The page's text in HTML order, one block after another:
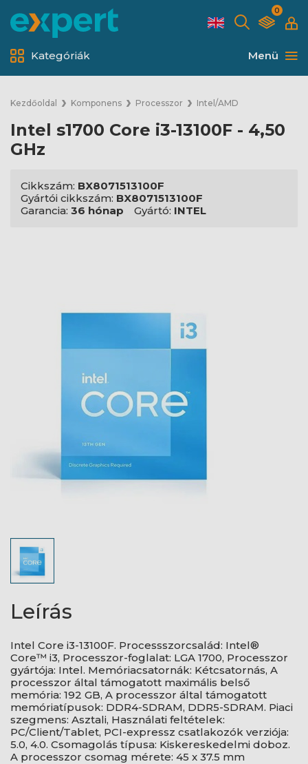
0
Menü
Kategóriák
Kezdőoldal Komponens Processzor Intel/AMD
Intel s1700 Core i3-13100F - 4,50
GHz
Cikkszám: BX8071513100F
Gyártói cikkszám: BX8071513100F
Garancia: 36 hónap Gyártó: INTEL
Leírás
Intel Core i3-13100F. Processszorcsalád: Intel®
Core™ i3, Processzor-foglalat: LGA 1700, Processzor
gyártója: Intel. Memóriacsatornák: Kétcsatornás, A
processzor által támogatott maximális belső
memória: 192 GB, A processzor által támogatott
memóriatípusok: DDR4-SDRAM, DDR5-SDRAM. Piaci
szegmens: Asztali, Használati feltételek:
PC/Client/Tablet, PCI-expressz csatlakozók verziója:
5.0, 4.0. Csomagolás típusa: Kiskereskedelmi doboz.
A processzor csomag mérete: 45 x 37.5 mm